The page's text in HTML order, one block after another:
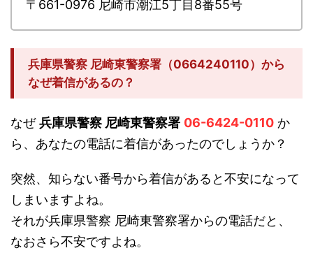
〒661-0976 尼崎市潮江5丁目8番55号
兵庫県警察 尼崎東警察署（0664240110）から
なぜ着信があるの？
なぜ兵庫県警察 尼崎東警察署 06-6424-0110 か
ら、あなたの電話に着信があったのでしょうか？
突然、知らない番号から着信があると不安になって
しまいますよね。
それが兵庫県警察 尼崎東警察署からの電話だと、
なおさら不安ですよね。